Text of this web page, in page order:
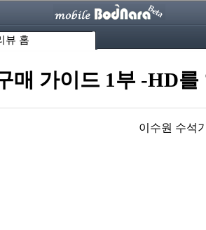
뷰 홈
매 가이드 1부 -HD를
이수원 수석